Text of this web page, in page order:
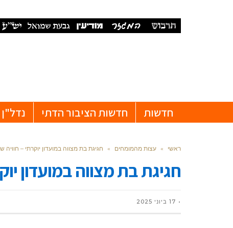
חדשות חדשות הציבור הדתי נדל"ן
ראשי » עצות מהמומחים » חגיגת בת מצווה במועדון יוקרתי – חוויה
חגיגת בת מצווה במועדון
17 ביוני 2025